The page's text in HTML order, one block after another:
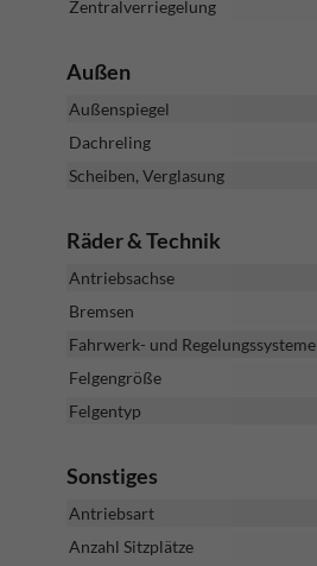
Zentralverriegelung
Außen
Außenspiegel
Dachreling
Scheiben, Verglasung
Räder & Technik
Antriebsachse
Bremsen
Fahrwerk- und Regelungssysteme
Felgengröße
Felgentyp
Sonstiges
Antriebsart
Anzahl Sitzplätze